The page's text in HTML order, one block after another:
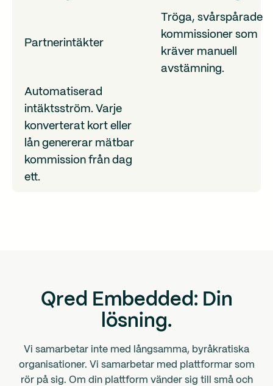
Partnerintäkter
Tröga, svårspårade
kommissioner som
kräver manuell
avstämning.
Automatiserad
intäktsström. Varje
konverterat kort eller
lån genererar mätbar
kommission från dag
ett.
Qred Embedded: Din
lösning.
Vi samarbetar inte med långsamma, byråkratiska
organisationer. Vi samarbetar med plattformar som
rör på sig. Om din plattform vänder sig till små och